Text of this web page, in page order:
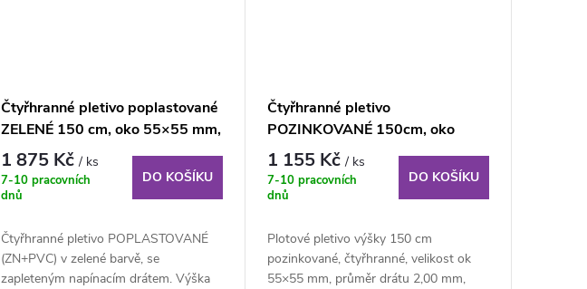
Čtyřhranné pletivo poplastované
ZELENÉ 150 cm, oko 55×55 mm,
role 25 m, s napínacím drátem
1 875 Kč/ ks
7-10 pracovních
dnů
DO KOŠÍKU
Čtyřhranné pletivo POPLASTOVANÉ
(ZN+PVC) v zelené barvě, se
zapleteným napínacím drátem. Výška
Čtyřhranné pletivo
POZINKOVANÉ 150cm, oko
55x55 mm, role 15m, s
napínacím drátem
1 155 Kč/ ks
7-10 pracovních
dnů
DO KOŠÍKU
Plotové pletivo výšky 150 cm
pozinkované, čtyřhranné, velikost ok
55×55 mm, průměr drátu 2,00 mm,